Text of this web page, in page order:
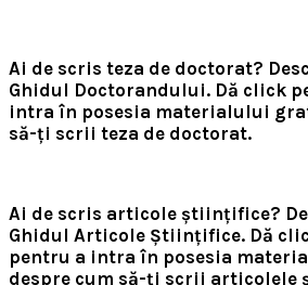
Ai de scris teza de doctorat?
Ghidul Doctorandului. Dă click
intra în posesia materialului
să-ți scrii teza de doctorat.
Ai de scris articole științifice?
Ghidul Articole Științifice. Dă
pentru a intra în posesia
despre cum să-ți scrii articolele